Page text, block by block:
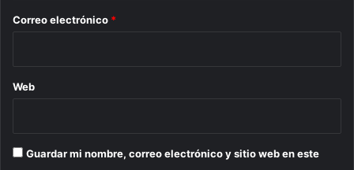
*
Correo electrónico *
Web
Guardar mi nombre, correo electrónico y sitio web en este